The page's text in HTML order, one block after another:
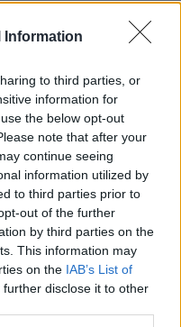
Information
to third parties, or
information for
the below opt-out
note that after your
continue seeing
information utilized by
to third parties prior to
out of the further
by third parties on the
This information may
on the IAB’s List of
further disclose it to other
παραλίας σε
η σύνταξη
γιατο
επέκτασης της
με ξύλινο
να γίνει
ρου 2022.
περιφερειάρχη